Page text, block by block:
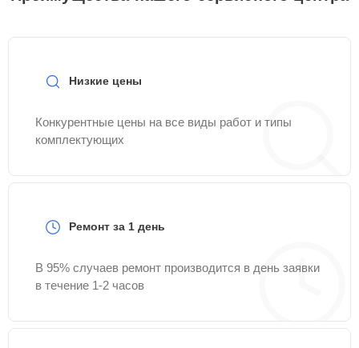
Низкие цены
Конкурентные цены на все виды работ и типы
комплектующих
Ремонт за 1 день
В 95% случаев ремонт производится в день заявки
в течение 1-2 часов